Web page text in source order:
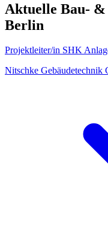
Aktuelle Bau-
Berlin
Projektleiter/in SHK
Nitschke Gebäudetechnik